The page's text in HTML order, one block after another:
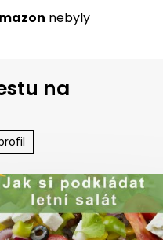
nebyly
na